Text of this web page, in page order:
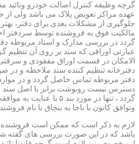
عهده مراکز تعویض پلاک می باشد ولی
جلوگیری از مشکلات بعدی برای دفتر،
مالکیت فوق به فروشنده توسط سردفتر
گردد در بررسی مدارک و اسناد مربوطه
عبارتی اوراقی که سند بر روی آن تنظیم
الامکان در قسمت اوراق مفقودی و
دفترخانه تنظیم کننده سند ملاحظه و در
دفتر مربوطه تماس حاصل گردد و در
دسترس نیست رونوشت برابر با اصل سند
گردد ، تنها در مورد بند ۵
وتوافق کانون با ناجا به بنچاق با نام
لازم به ذکر است که ممکن است
باشد که در این صورت بررسی های گفته